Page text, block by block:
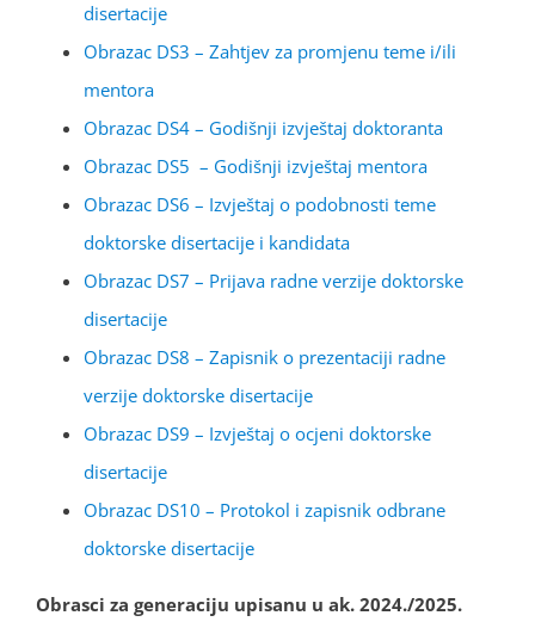
disertacije
Obrazac DS3 – Zahtjev za promjenu teme i/ili
mentora
Obrazac DS4 – Godišnji izvještaj doktoranta
Obrazac DS5 – Godišnji izvještaj mentora
Obrazac DS6 – Izvještaj o podobnosti teme
doktorske disertacije i kandidata
Obrazac DS7 – Prijava radne verzije doktorske
disertacije
Obrazac DS8 – Zapisnik o prezentaciji radne
verzije doktorske disertacije
Obrazac DS9 – Izvještaj o ocjeni doktorske
disertacije
Obrazac DS10 – Protokol i zapisnik odbrane
doktorske disertacije
Obrasci za generaciju upisanu u ak. 2024./2025.